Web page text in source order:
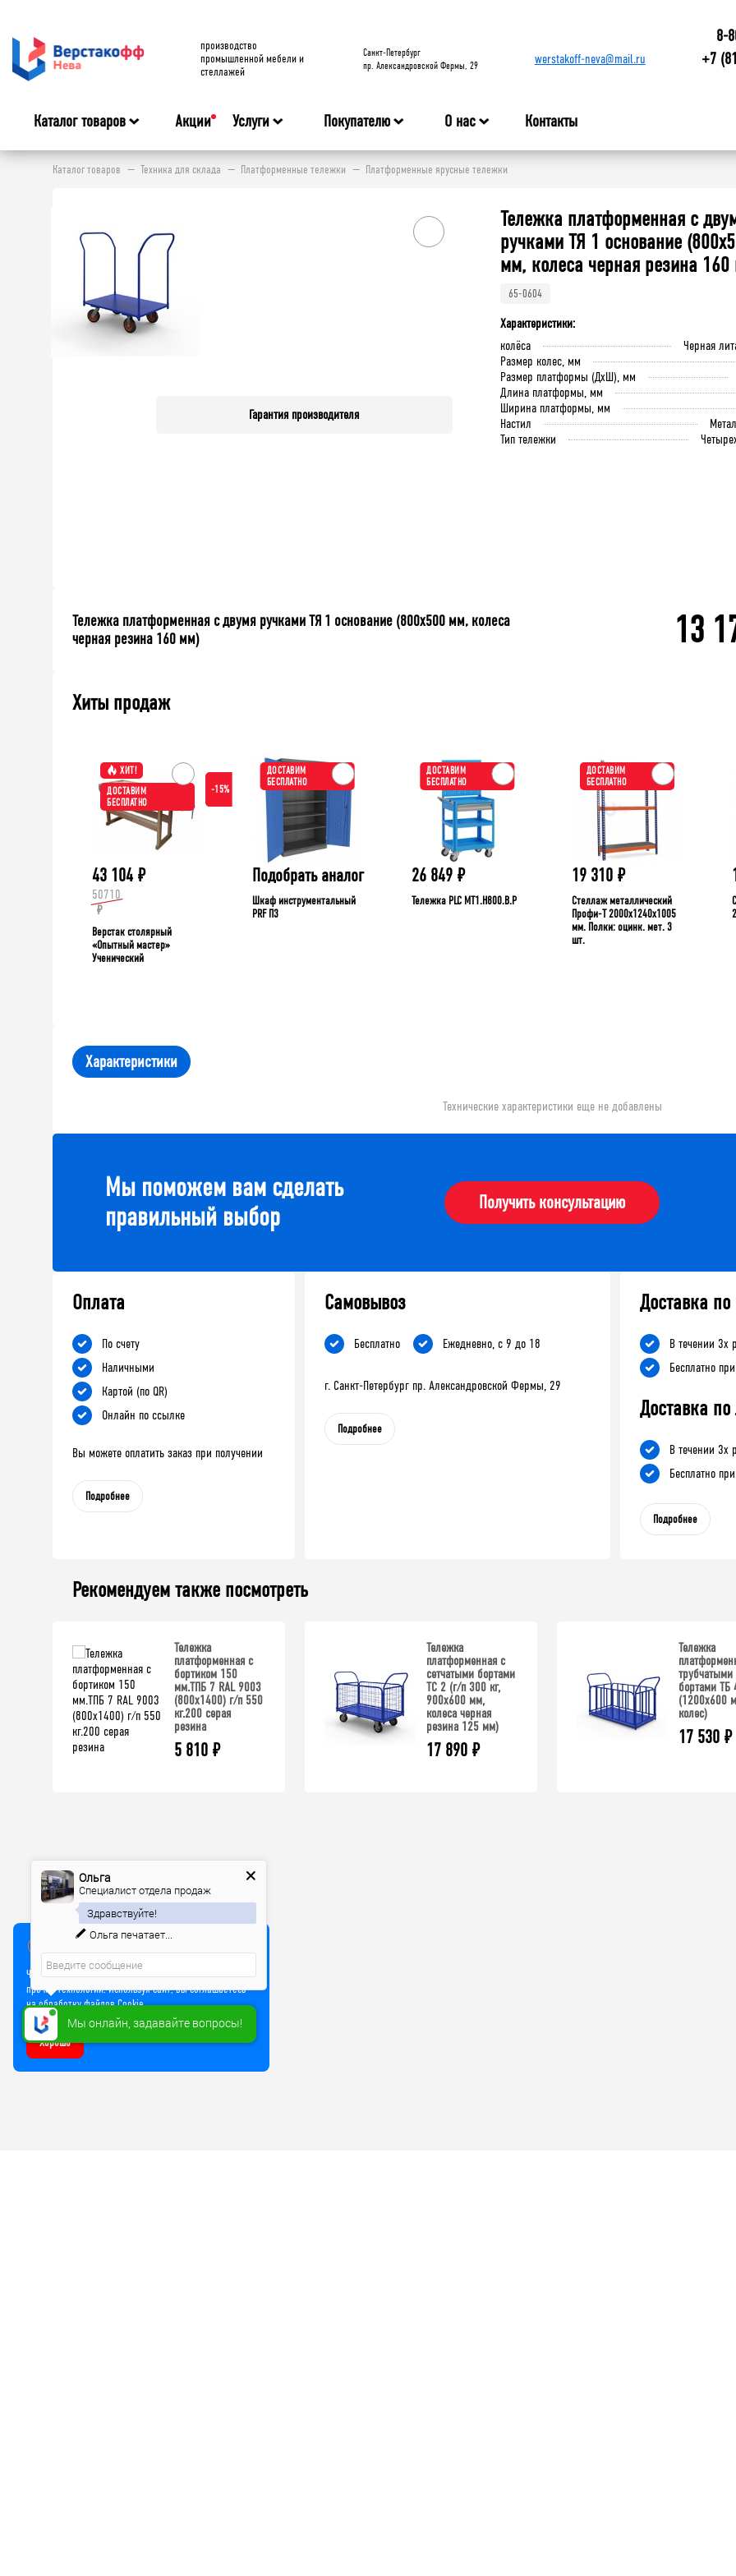
производство
промышленной мебели и
стеллажей
Cанкт-Петербург
пр. Александровской Фермы, 29
werstakoff-neva@mail.ru
8-
+7
Каталог товаров Акции Услуги Покупателю О нас Контакты
Каталог товаров Техника для склада Платформенные тележки Платформенные ярусные тележки
Гарантия производителя
Тележка платформенная с
ручками ТЯ 1 основание
мм, колеса черная резина
65-0604
Характеристики:
колёса
Черная
Размер колес, мм
Размер платформы (ДхШ), мм
Длина платформы, мм
Ширина платформы, мм
Настил
Тип тележки
Тележка платформенная с двумя ручками ТЯ 1 основание (800x500 мм, колеса
черная резина 160 мм)
13
Хиты продаж
ХИТ!
ДОСТАВИМ
БЕСПЛАТНО
-15%
43 104 ₽
50710
₽
Верстак столярный
«Опытный мастер»
Ученический
ДОСТАВИМ
БЕСПЛАТНО
Подобрать аналог
Шкаф инструментальный
PRF П3
ДОСТАВИМ
БЕСПЛАТНО
26 849 ₽
Тележка PLC МT1.H800.В.Р
ДОСТАВИМ
БЕСПЛАТНО
19 310 ₽
Стеллаж металлический
Профи-Т 2000x1240x1005
мм. Полки: оцинк. мет. 3
шт.
Характеристики
Технические характеристики еще не добавлены
Мы поможем вам сделать
правильный выбор
Получить консультацию
Оплата
По счету
Наличными
Картой (по QR)
Онлайн по ссылке
Вы можете оплатить заказ при получении
Подробнее
Самовывоз
Бесплатно Ежедневно, с 9 до 18
г. Санкт-Петербург пр. Александровской Фермы, 29
Подробнее
Доставка
В течении 3х
Бесплатно
Доставка
В течении 3х
Бесплатно
Подробнее
Рекомендуем также посмотреть
Тележка
платформенная с
бортиком 150
мм.ТПБ 7 RAL 9003
(800х1400) г/п 550
кг.200 серая
резина
5 810 ₽
Тележка
платформенная с
сетчатыми бортами
ТС 2 (г/п 300 кг,
900x600 мм,
колеса черная
резина 125 мм)
17 890 ₽
Тележка
трубчатыми
бортами ТБ
(1200x600
колес)
17 530 ₽
Чтобы улучшить работу сайта, мы используем Cookie и
прочие технологии. Используя сайт, вы соглашаетесь
на обработку файлов Cookie
Хорошо
Мы онлайн, задавайте вопросы!
Ольга
Специалист отдела продаж
Здравствуйте!
Ольга печатает...